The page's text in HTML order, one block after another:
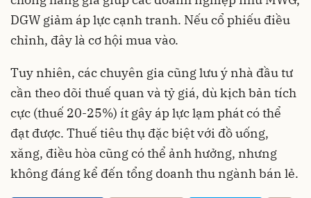
DGW giảm áp lực cạnh tranh. Nếu cổ phiếu điều
chỉnh, đây là cơ hội mua vào.
Tuy nhiên, các chuyên gia cũng lưu ý nhà đầu tư
cần theo dõi thuế quan và tỷ giá, dù kịch bản tích
cực (thuế 20-25%) ít gây áp lực lạm phát có thể
đạt được. Thuế tiêu thụ đặc biệt với đồ uống,
xăng, điều hòa cũng có thể ảnh hưởng, nhưng
không đáng kể đến tổng doanh thu ngành bán lẻ.